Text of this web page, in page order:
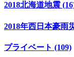
2018北海道地震
2018年西日本豪雨
プライベート (109)